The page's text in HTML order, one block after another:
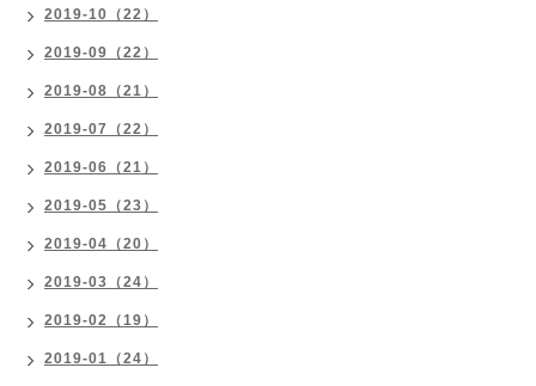
2019-10（22）
2019-09（22）
2019-08（21）
2019-07（22）
2019-06（21）
2019-05（23）
2019-04（20）
2019-03（24）
2019-02（19）
2019-01（24）